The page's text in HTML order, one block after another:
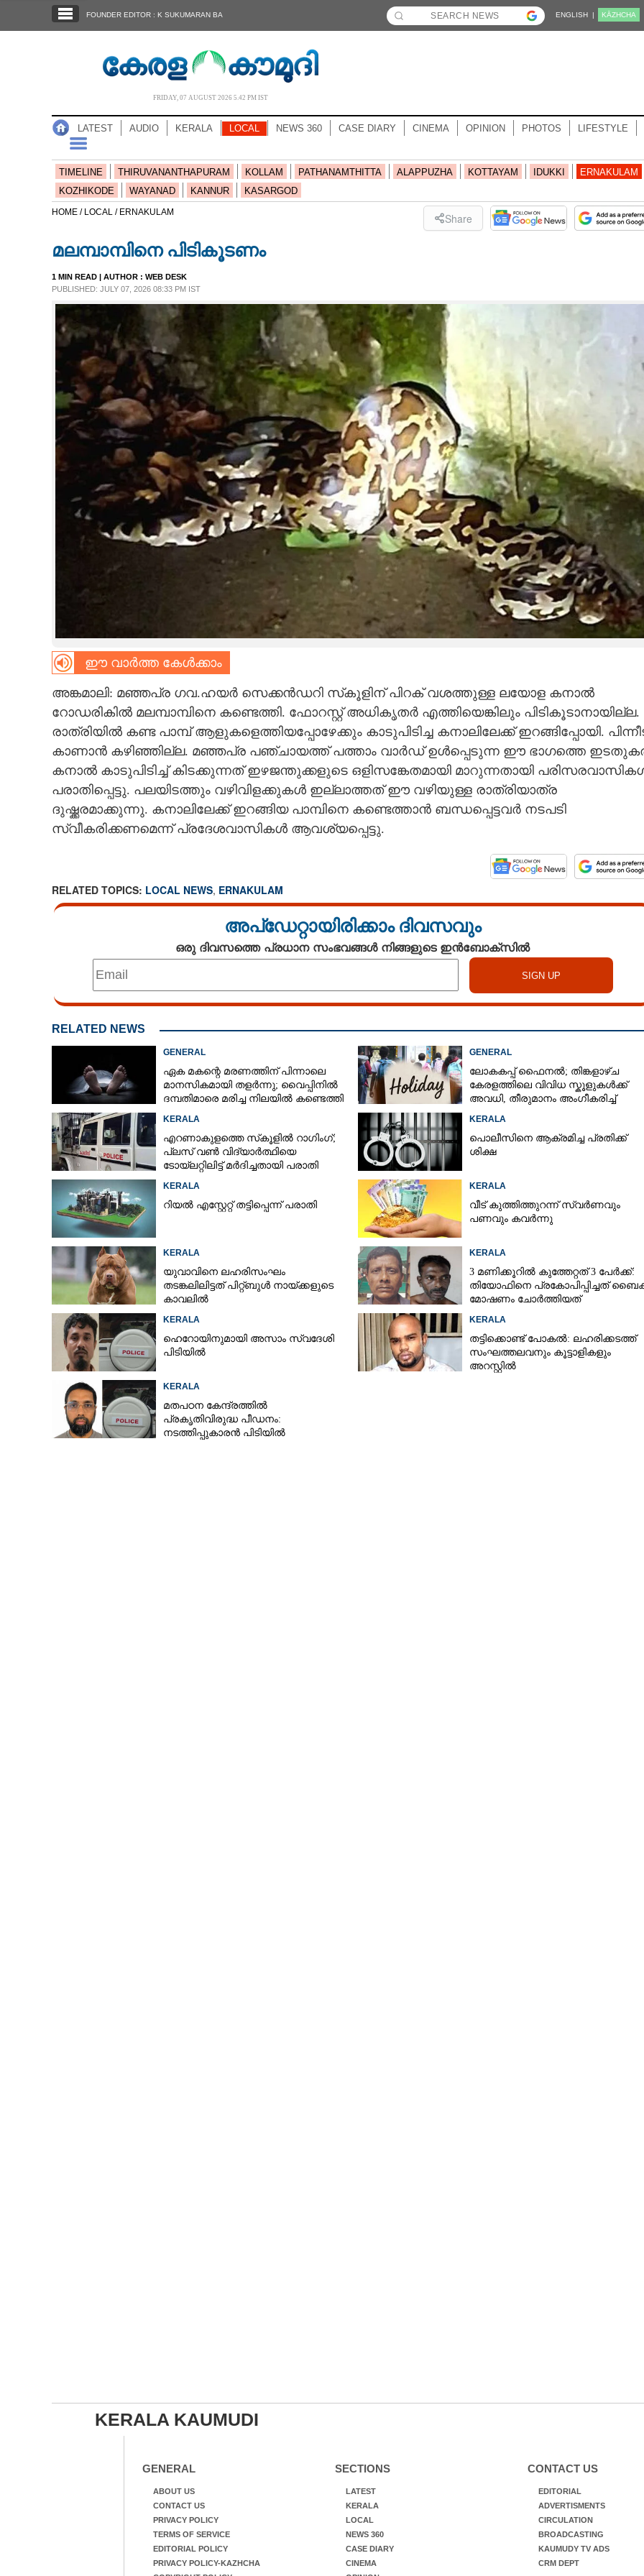
NOTIFIED NEWS
NEWS 360
CASE DIARY
CARTOONS
LITERATURE
CONTACT US
FOUNDER EDITOR : K SUKUMARAN BA ENGLISH | KĀZHCHA
FRIDAY, 07 AUGUST 2026 5.42 PM IST
LATEST AUDIO KERALA LOCAL NEWS 360 CASE DIARY CINEMA OPINION PHOTOS LIFESTYLE
TIMELINE THIRUVANANTHAPURAM KOLLAM PATHANAMTHITTA ALAPPUZHA KOTTAYAM IDUKKI
ERNAKULAM
KOZHIKODE
WAYANAD KANNUR KASARGOD
HOME / LOCAL / ERNAKULAM Share
മലമ്പാമ്പിനെ പിടികൂടണം
1 MIN READ | AUTHOR : WEB DESK
PUBLISHED: JULY 07, 2026 08:33 PM IST
ഈ വാർത്ത കേൾക്കാം
അങ്കമാലി: മഞ്ഞപ്ര ഗവ.ഹയർ സെക്കൻഡറി സ്‌കൂളിന് പിറക് വശത്തുള്ള ലയോള കനാൽ
റോഡരികിൽ മലമ്പാമ്പിനെ കണ്ടെത്തി. ഫോറസ്റ്റ് അധികൃതർ എത്തിയെങ്കിലും പിടികൂടാനായില്ല.
രാത്രിയിൽ കണ്ട പാമ്പ് ആളുകളെത്തിയപ്പോഴേക്കും കാടുപിടിച്ച കനാലിലേക്ക് ഇറങ്ങിപ്പോയി.
കാണാൻ കഴിഞ്ഞില്ല. മഞ്ഞപ്ര പഞ്ചായത്ത് പത്താം വാർഡ് ഉൾപ്പെടുന്ന ഈ ഭാഗത്തെ
കനാൽ കാടുപിടിച്ച് കിടക്കുന്നത് ഇഴജന്തുക്കളുടെ ഒളിസങ്കേതമായി മാറുന്നതായി
പരാതിപ്പെട്ടു. പലയിടത്തും വഴിവിളക്കുകൾ ഇല്ലാത്തത് ഈ വഴിയുള്ള രാത്രിയാത്ര
ദുഷ്ക്കരമാക്കുന്നു. കനാലിലേക്ക് ഇറങ്ങിയ പാമ്പിനെ കണ്ടെത്താൻ ബന്ധപ്പെട്ടവർ നടപടി
സ്വീകരിക്കണമെന്ന് പ്രദേശവാസികൾ ആവശ്യപ്പെട്ടു.
RELATED TOPICS: LOCAL NEWS, ERNAKULAM
അപ്ഡേറ്റായിരിക്കാം ദിവസവും
ഒരു ദിവസത്തെ പ്രധാന സംഭവങ്ങൾ നിങ്ങളുടെ ഇൻബോക്സിൽ
RELATED NEWS
GENERAL
ഏക മകന്റെ മരണത്തിന് പിന്നാലെ
മാനസികമായി തളർന്നു; വൈപ്പിനിൽ
ദമ്പതിമാരെ മരിച്ച നിലയിൽ കണ്ടെത്തി
GENERAL
ലോകകപ്പ് ഫെെനൽ; തിങ്കളാഴ്ച
കേരളത്തിലെ വിവിധ സ്കൂളുകൾക്ക്
അവധി, തീരുമാനം അംഗീകരിച്ച്
KERALA
എറണാകുളത്തെ സ്‌കൂളിൽ റാഗിംഗ്;
പ്ലസ് വൺ വിദ്യാർത്ഥിയെ
ടോയ്‌ലറ്റിലിട്ട് മർദിച്ചതായി പരാതി
KERALA
പൊലീസിനെ ആക്രമിച്ച പ്രതിക്ക്
ശിക്ഷ
KERALA
റിയൽ എസ്റ്റേറ്റ് തട്ടിപ്പെന്ന് പരാതി
KERALA
വീട് കുത്തിത്തുറന്ന് സ്വർണവും
പണവും കവർന്നു
KERALA
യുവാവിനെ ലഹരിസംഘം
തടങ്കലിലിട്ടത് പിറ്റ്ബുൾ നായ്‌ക്കളുടെ
കാവലിൽ
KERALA
3 മണിക്കൂറിൽ കുത്തേറ്റത് 3 പേർക്ക്:
തിയോഫിനെ പ്രകോപിപ്പിച്ചത്
മോഷണം ചോർത്തിയത്
KERALA
ഹെറോയിനുമായി അസാം സ്വദേശി
പിടിയിൽ
KERALA
തട്ടിക്കൊണ്ട് പോകൽ: ലഹരിക്കടത്ത്
സംഘത്തലവനും കൂട്ടാളികളും
അറസ്റ്റിൽ
KERALA
മതപഠന കേന്ദ്രത്തിൽ
പ്രകൃതിവിരുദ്ധ പീഡനം:
നടത്തിപ്പുകാരൻ പിടിയിൽ
KERALA KAUMUDI
GENERAL
ABOUT US
CONTACT US
PRIVACY POLICY
TERMS OF SERVICE
EDITORIAL POLICY
PRIVACY POLICY-KAZHCHA
SECTIONS
LATEST
KERALA
LOCAL
NEWS 360
CASE DIARY
CINEMA
CONTACT US
EDITORIAL
ADVERTISMENTS
CIRCULATION
BROADCASTING
KAUMUDY TV ADS
CRM DEPT